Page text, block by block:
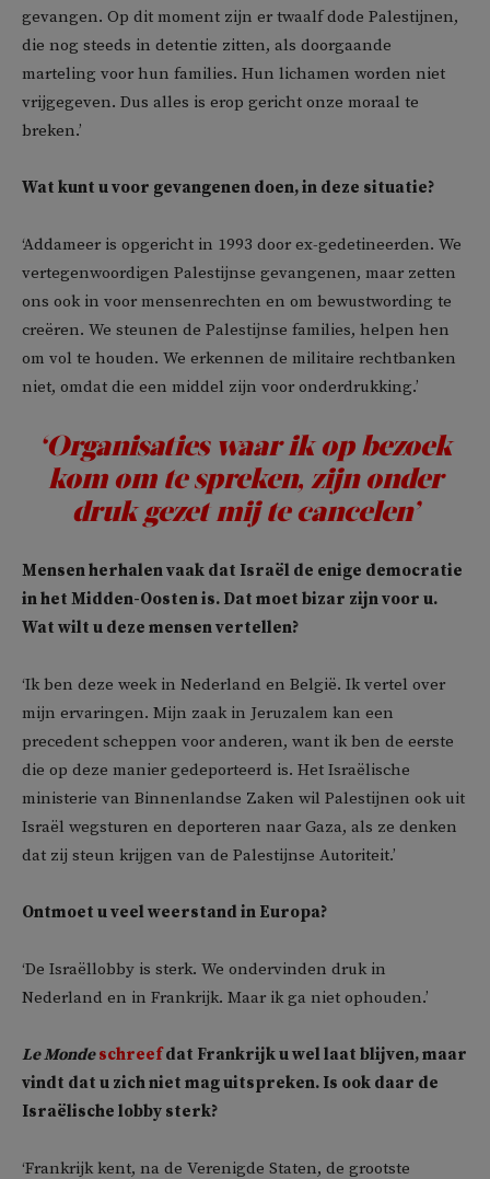
gevangen. Op dit moment zijn er twaalf dode Palestijnen,
die nog steeds in detentie zitten, als doorgaande
marteling voor hun families. Hun lichamen worden niet
vrijgegeven. Dus alles is erop gericht onze moraal te
breken.’
Wat kunt u voor gevangenen doen, in deze situatie?
‘Addameer is opgericht in 1993 door ex-gedetineerden. We
vertegenwoordigen Palestijnse gevangenen, maar zetten
ons ook in voor mensenrechten en om bewustwording te
creëren. We steunen de Palestijnse families, helpen hen
om vol te houden. We erkennen de militaire rechtbanken
niet, omdat die een middel zijn voor onderdrukking.’
‘Organisaties waar ik op bezoek
kom om te spreken, zijn onder
druk gezet mij te cancelen’
Mensen herhalen vaak dat Israël de enige democratie
in het Midden-Oosten is. Dat moet bizar zijn voor u.
Wat wilt u deze mensen vertellen?
‘Ik ben deze week in Nederland en België. Ik vertel over
mijn ervaringen. Mijn zaak in Jeruzalem kan een
precedent scheppen voor anderen, want ik ben de eerste
die op deze manier gedeporteerd is. Het Israëlische
ministerie van Binnenlandse Zaken wil Palestijnen ook uit
Israël wegsturen en deporteren naar Gaza, als ze denken
dat zij steun krijgen van de Palestijnse Autoriteit.’
Ontmoet u veel weerstand in Europa?
‘De Israëllobby is sterk. We ondervinden druk in
Nederland en in Frankrijk. Maar ik ga niet ophouden.’
Le Monde schreefdat Frankrijk u wel laat blijven, maar
vindt dat u zich niet mag uitspreken. Is ook daar de
Israëlische lobby sterk?
‘Frankrijk kent, na de Verenigde Staten, de grootste